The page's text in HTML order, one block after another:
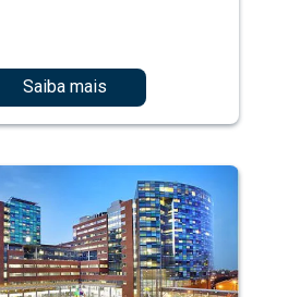
Saiba mais